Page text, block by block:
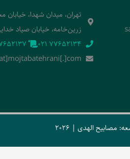
تهران، میدان شهدا، خیابان
زرین‌خامه، خیابان صیاد
‭021 77652134‬
مصابیح الهدی | 2026